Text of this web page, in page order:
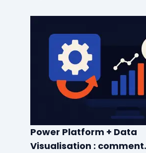
Power Platform + Data
Visualisation : comment